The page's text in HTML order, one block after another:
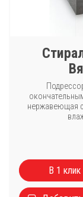
нержавеющая
В 1 клик